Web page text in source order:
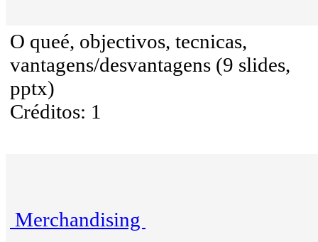
O queé, objectivos, tecnicas,
vantagens/desvantagens (9 slides,
pptx)
Créditos: 1
Merchandising